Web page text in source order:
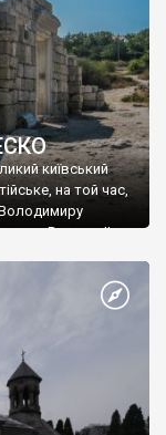
київський
на той час,
Василю ІІ, та
християнином.
Таврійського